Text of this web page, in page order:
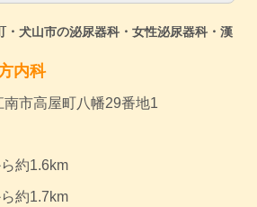
・犬山市の泌尿器科・女性泌尿器科・漢
内科
市高屋町八幡29番地1
約1.6km
ら約1.7km